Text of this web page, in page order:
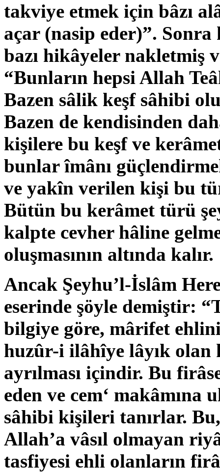
takviye etmek için bâzı
açar (nasip eder)”.
bazı hikâyeler nakletmiş
“Bunların hepsi Allah
Bazen sâlik keşf sâhibi
Bazen de kendisinden
kişilere bu keşf ve
bunlar îmânı
ve yakîn verilen kişi bu
Bütün bu kerâmet türü
kalpte cevher hâline
oluşmasının altında kalır.
Ancak Şeyhu’l-İslâm
eserinde şöyle demiştir:
bilgiye göre, mârifet
huzûr-i ilâhîye lâyık olan
ayrılması içindir. Bu
eden ve cem‘
sâhibi kişileri tanırlar.
Allah’a vâsıl olmayan
tasfiyesi ehli olanların